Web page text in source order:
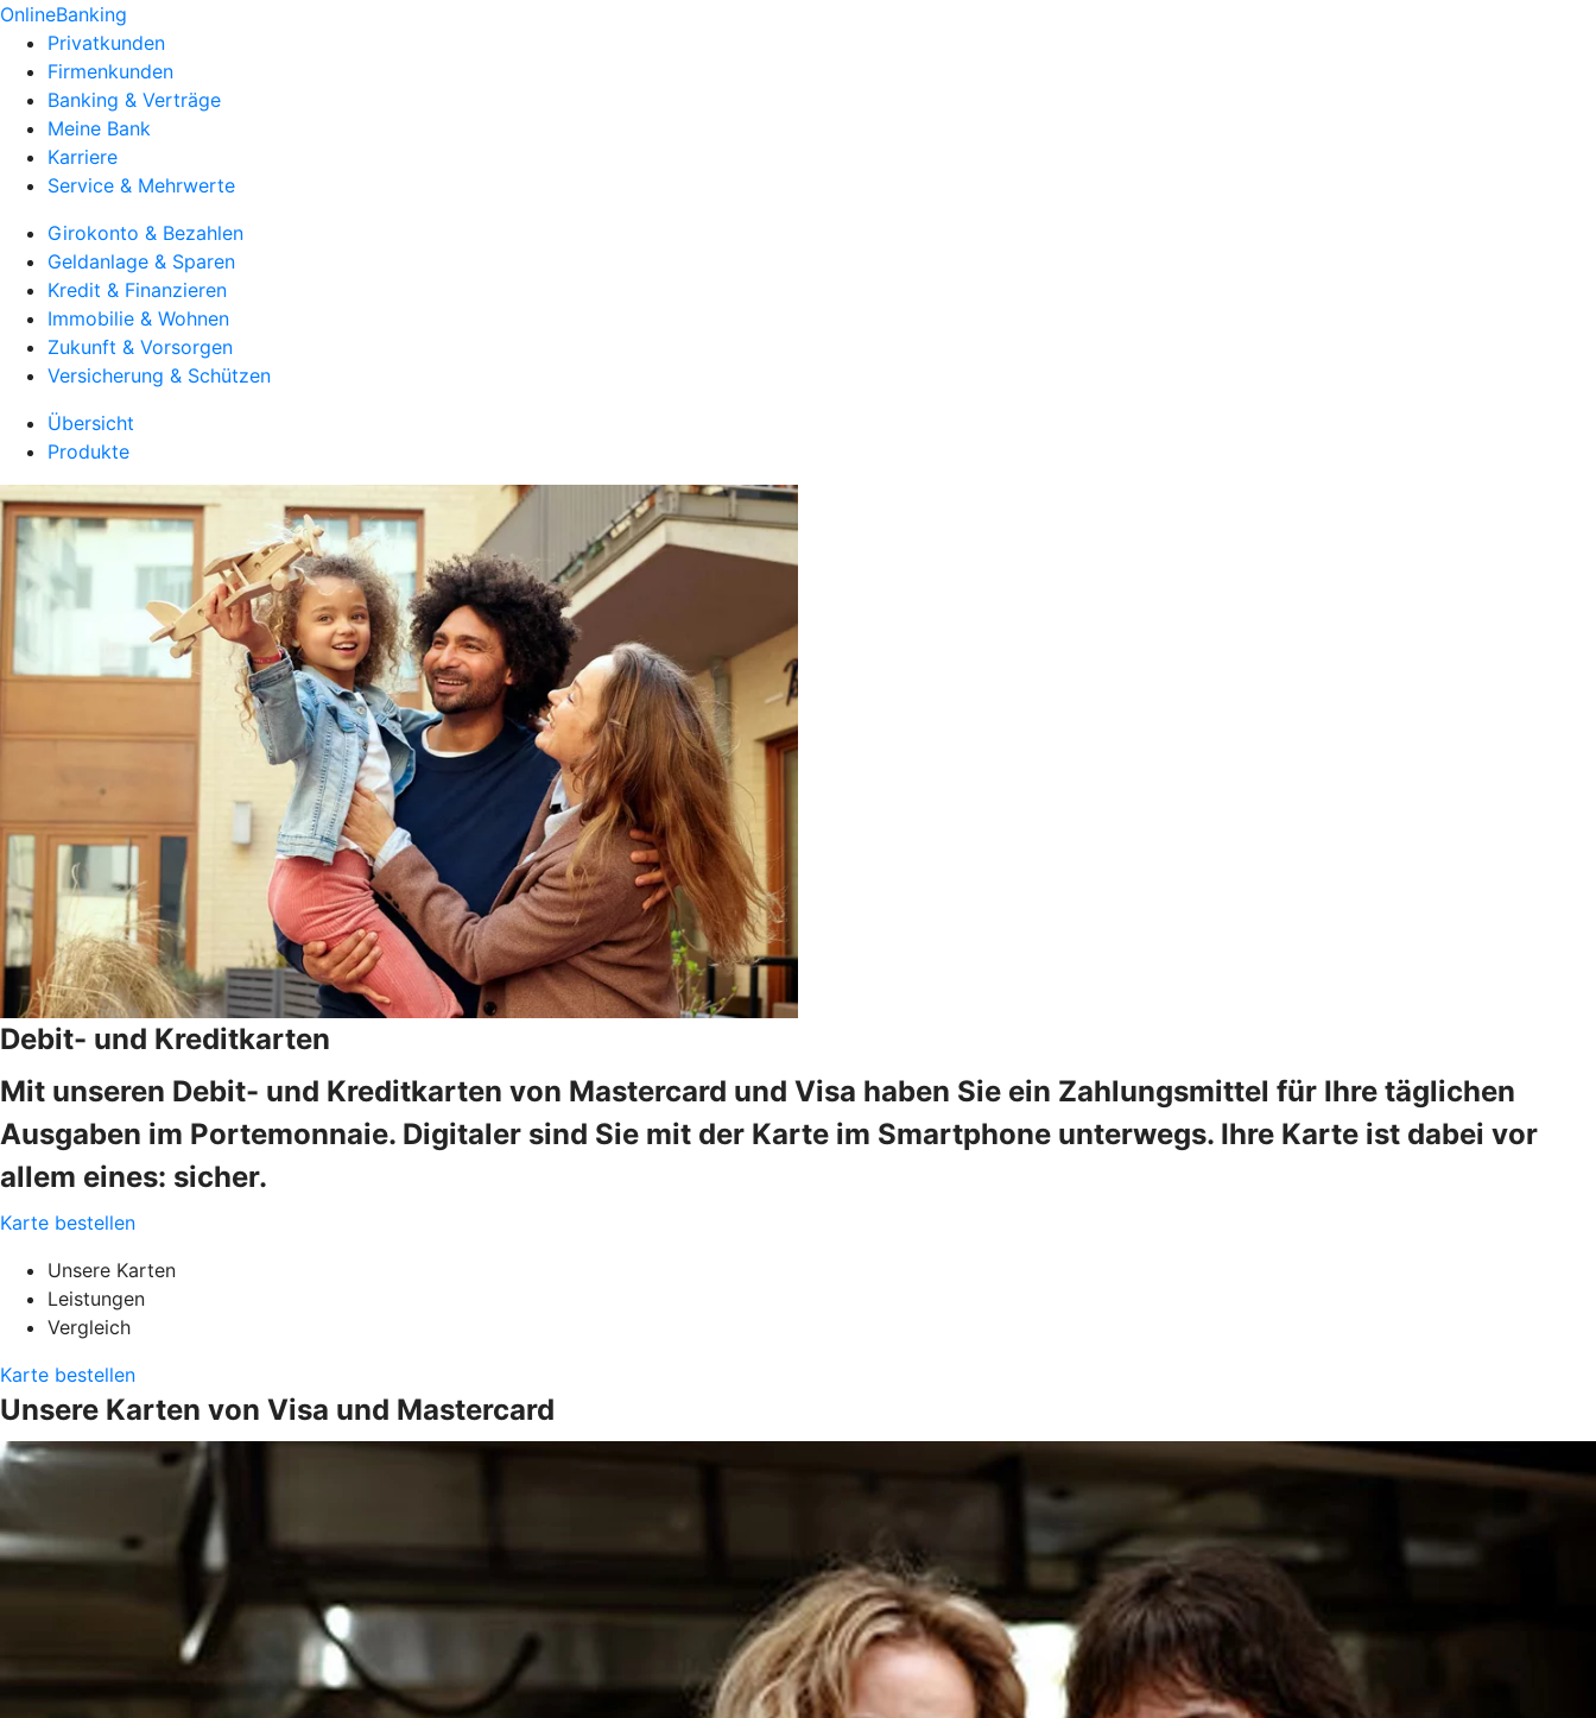
OnlineBanking
Privatkunden
Firmenkunden
Banking & Verträge
Meine Bank
Karriere
Service & Mehrwerte
Girokonto & Bezahlen
Geldanlage & Sparen
Kredit & Finanzieren
Immobilie & Wohnen
Zukunft & Vorsorgen
Versicherung & Schützen
Übersicht
Produkte
Debit- und Kreditkarten
Mit unseren Debit- und Kreditkarten von Mastercard und Visa haben Sie ein Zahlungsmittel für Ihre täglichen
Ausgaben im Portemonnaie. Digitaler sind Sie mit der Karte im Smartphone unterwegs. Ihre Karte ist dabei vor
allem eines: sicher.
Karte bestellen
Unsere Karten
Leistungen
Vergleich
Karte bestellen
Unsere Karten von Visa und Mastercard